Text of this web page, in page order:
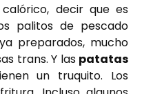
decir que es
palitos de pescado
preparados, mucho
trans. Y las patatas
un truquito. Los